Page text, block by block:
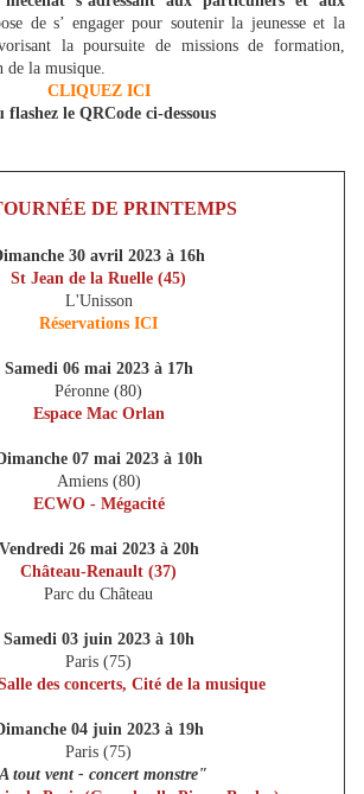
de s’ engager pour soutenir la jeunesse et la
la poursuite de missions de formation,
la musique.
CLIQUEZ ICI
flashez le QRCode ci-dessous
DE PRINTEMPS
30 avril 2023 à 16h
St Jean de la Ruelle (45)
L'Unisson
Réservations ICI
Samedi 06 mai 2023 à 17h
Péronne (80)
Espace Mac Orlan
07 mai 2023 à 10h
Amiens (80)
ECWO - Mégacité
Vendredi 26 mai 2023 à 20h
Château-Renault (37)
Parc du Château
Samedi 03 juin 2023 à 10h
Paris (75)
des concerts, Cité de la musique
04 juin 2023 à 19h
Paris (75)
tout vent - concert monstre"